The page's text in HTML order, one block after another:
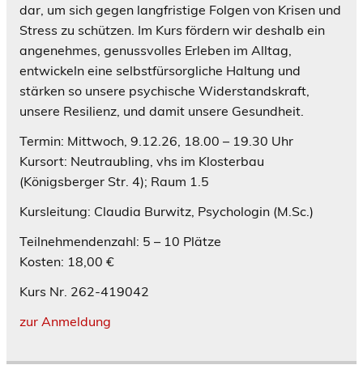
dar, um sich gegen langfristige Folgen von Krisen und
Stress zu schützen. Im Kurs fördern wir deshalb ein
angenehmes, genussvolles Erleben im Alltag,
entwickeln eine selbstfürsorgliche Haltung und
stärken so unsere psychische Widerstandskraft,
unsere Resilienz, und damit unsere Gesundheit.
Termin: Mittwoch, 9.12.26, 18.00 – 19.30 Uhr
Kursort: Neutraubling, vhs im Klosterbau
(Königsberger Str. 4); Raum 1.5
Kursleitung: Claudia Burwitz, Psychologin (M.Sc.)
Teilnehmendenzahl: 5 – 10 Plätze
Kosten: 18,00 €
Kurs Nr. 262-419042
zur Anmeldung